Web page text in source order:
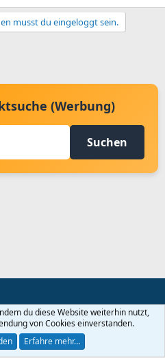
musst du eingeloggt sein.
(Werbung)
Suchen
und Regeln
Datenschutz
2024 XenForo Ltd.
du diese Website weiterhin nutzt,
von Cookies einverstanden.
Erfahre mehr…